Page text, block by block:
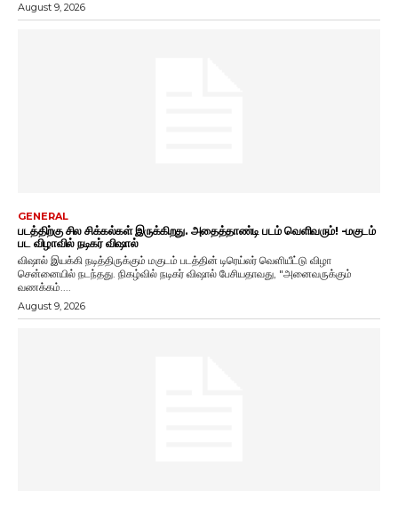
August 9, 2026
GENERAL
படத்திற்கு சில சிக்கல்கள் இருக்கிறது. அதைத்தாண்டி படம் வெளிவரும்! -மகுடம்
பட விழாவில் நடிகர் விஷால்
விஷால் இயக்கி நடித்திருக்கும் மகுடம் படத்தின் டிரெய்லர் வெளியீட்டு விழா
சென்னையில் நடந்தது. நிகழ்வில் நடிகர் விஷால் பேசியதாவது, "அனைவருக்கும்
வணக்கம்....
August 9, 2026